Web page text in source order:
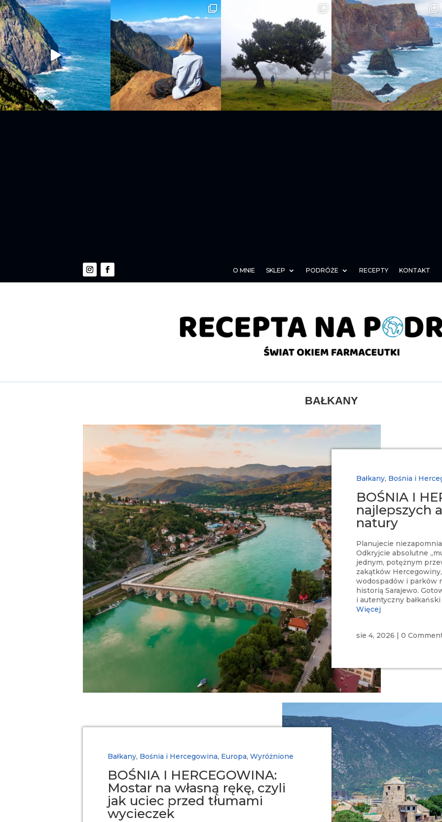
O MNIE SKLEP PODRÓŻE RECEPTY KONTAKT
BAŁKANY
Bałkany, Bośnia i
BOŚNIA I
najlepszych
natury
Planujecie
Odkryjcie absolutne
jednym, potężnym
zakątków
wodospadów i parków
historią Sarajewo.
i autentyczny
Więcej
sie 4, 2026 | 0
Bałkany, Bośnia i Hercegowina, Europa, Wyróżnione
BOŚNIA I HERCEGOWINA:
Mostar na własną rękę, czyli
jak uciec przed tłumami
wycieczek